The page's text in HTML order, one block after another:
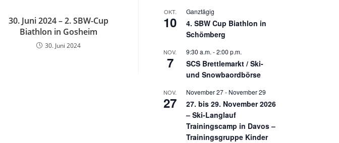
30. Juni 2024 – 2. SBW-Cup
Biathlon in Gosheim
30. Juni 2024
OKT.
10
Ganztägig
4. SBW Cup Biathlon in
Schömberg
NOV.
7
9:30 a.m. -2:00 p.m.
SCS Brettlemarkt / Ski-
und Snowbaordbörse
NOV.
27
November 27- November 29
27. bis 29. November 2026
– Ski-Langlauf
Trainingscamp in Davos –
Trainingsgruppe Kinder